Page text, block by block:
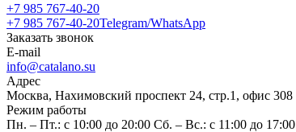
+7 985 767-40-20
+7 985 767-40-20Telegram/WhatsApp
Заказать звонок
E-mail
info@catalano.su
Адрес
Москва, Нахимовский проспект 24, стр.1, офис 308
Режим работы
Пн. – Пт.: с 10:00 до 20:00 Сб. – Вс.: с 11:00 до 17:00